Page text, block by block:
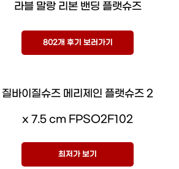
라블 말랑 리본 밴딩 플랫슈즈
802개 후기 보러가기
질바이질슈즈 메리제인 플랫슈즈 2
x 7.5 cm FPSO2F102
최저가 보기